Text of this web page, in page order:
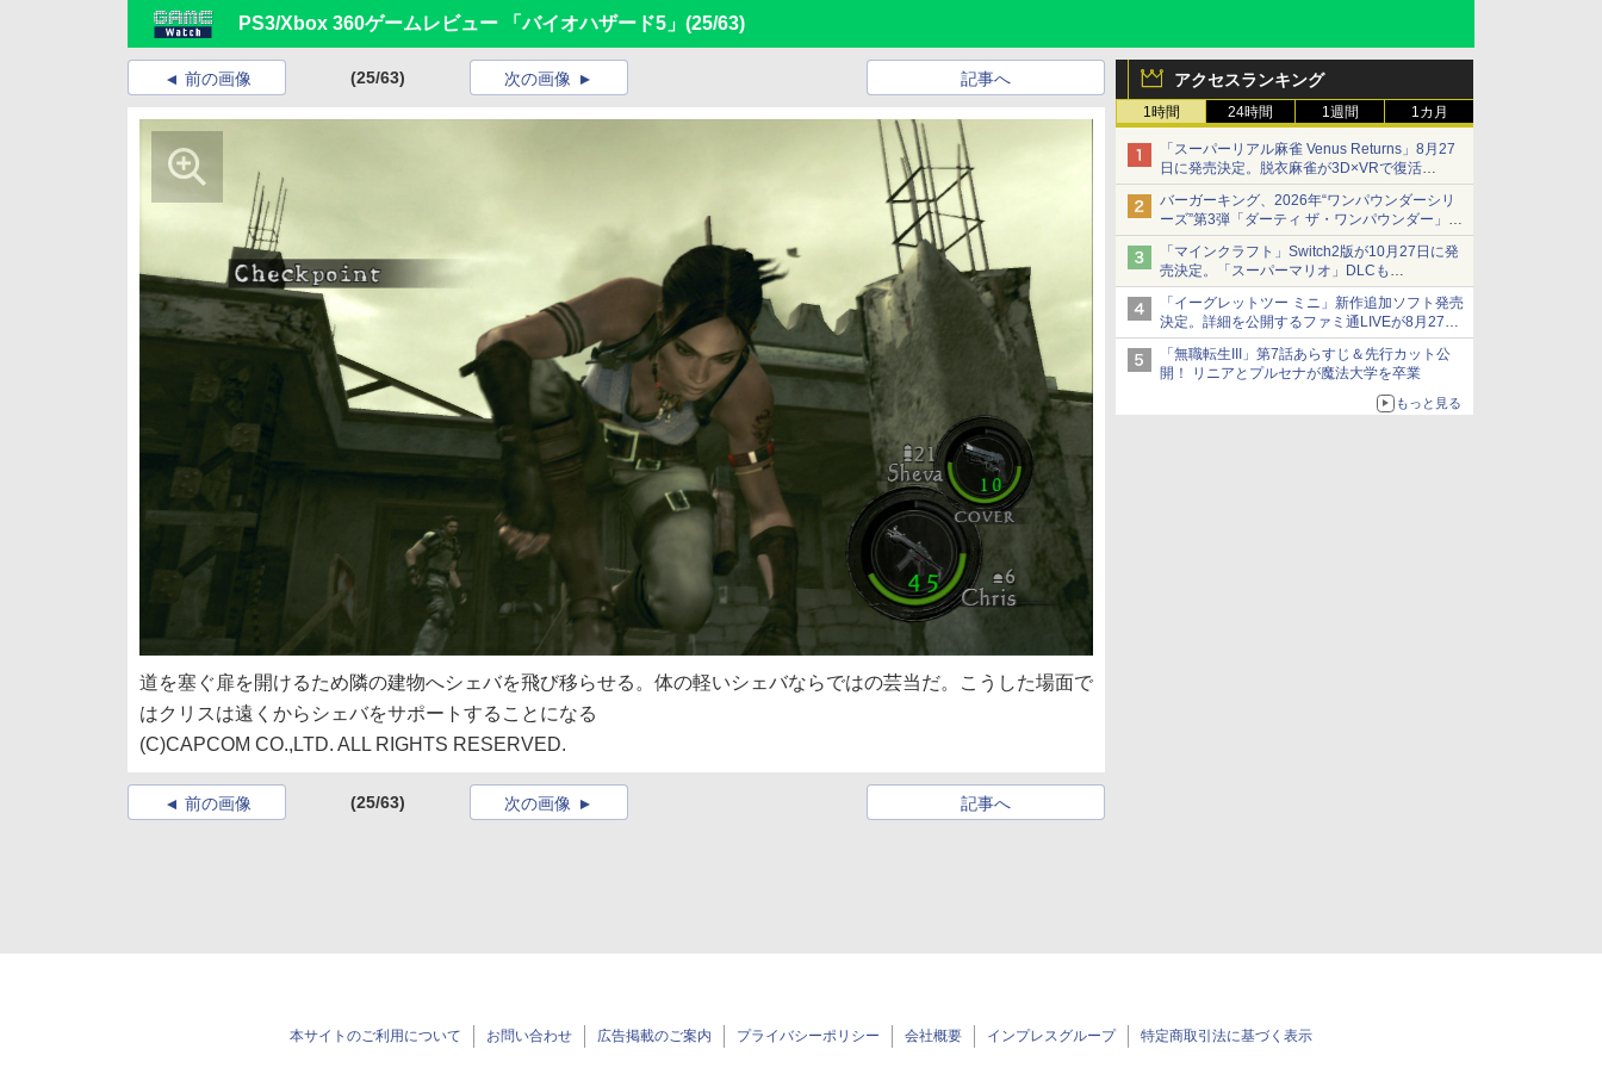
PS3/Xbox 360ゲームレビュー 「バイオハザード5」 (25/63)
アクセスランキング
1時間 24時間 1週間 1カ月
「スーパーリアル麻雀 Venus Returns」8月27
日に発売決定。脱衣麻雀が3D×VRで復活
発売から2週間は20%オフになるセールが実施
バーガーキング、2026年“ワンパウンダーシリ
ーズ”第3弾「ダーティ ザ・ワンパウンダー」を
8月7日発売
「特製ガーリックマヨソース」を使用した超大
型チーズバーガー
「マインクラフト」Switch2版が10月27日に発
売決定。「スーパーマリオ」DLCも
Switch版からのアップグレードも可能に
「イーグレットツー ミニ」新作追加ソフト発売
決定。詳細を公開するファミ通LIVEが8月27日
20時から配信
シリーズ累計100タイトルへ
「無職転生III」第7話あらすじ＆先行カット公
開！ リニアとプルセナが魔法大学を卒業
もっと見る
前の画像 (25/63) 記事へ
次の画像
道を塞ぐ扉を開けるため隣の建物へシェバを飛び移らせる。体の軽いシェバならではの芸当だ。こう した場面で
はクリスは遠くからシ ェバをサポートすることになる
(C)CAPCOM CO.,LTD. ALL RIGHTS RESERVED.
前の画像 (25/63) 記事へ
次の画像
本サイトのご利用について お問い合わせ 広告掲載のご案内 プライバシーポリシー 会社概要 インプレスグループ 特定商取引法に基づく表示